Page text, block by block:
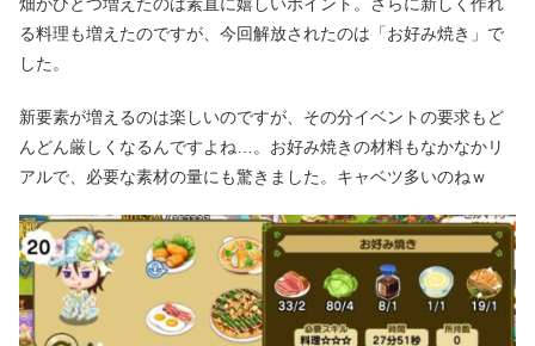
る料理も増えたのですが、今回解放されたのは「お好み焼き」で
した。
新要素が増えるのは楽しいのですが、その分イベントの要求もど
んどん厳しくなるんですよね…。お好み焼きの材料もなかなかリ
アルで、必要な素材の量にも驚きました。キャベツ多いのねｗ